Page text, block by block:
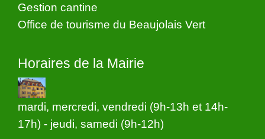
Gestion cantine
Office de tourisme du Beaujolais Vert
Horaires de la Mairie
mardi, mercredi, vendredi (9h-13h et 14h-
17h) - jeudi, samedi (9h-12h)